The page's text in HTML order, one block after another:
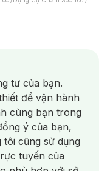
/Nước Rửa Tay/
Điện/
Súc Miệng/
/Dưỡng Vùng Kín/
Cạo Râu /Dao Cạo Râu/
/ Da Mụn/
Nhang
tư của bạn.
để vận hành
cùng bạn trong
ý của bạn,
cũng sử dụng
tuyến của